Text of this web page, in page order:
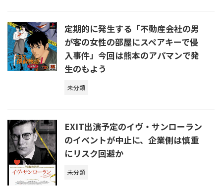
定期的に発生する「不動産会社の男
が客の女性の部屋にスペアキーで侵
入事件」今回は熊本のアパマンで発
生のもよう
未分類
EXIT出演予定のイヴ・サンローラン
のイベントが中止に、企業側は慎重
にリスク回避か
未分類